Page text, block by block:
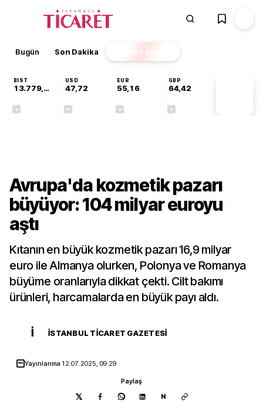
Bugün Son Dakika Finans EKSTRA
BIST
13.779,39
USD
47,72
EUR
55,16
GBP
64,42
Avrupa'da kozmetik pazarı
büyüyor: 104 milyar euroyu
aştı
Kıtanın en büyük kozmetik pazarı 16,9 milyar
euro ile Almanya olurken, Polonya ve Romanya
büyüme oranlarıyla dikkat çekti. Cilt bakımı
ürünleri, harcamalarda en büyük payı aldı.
İ İSTANBUL TICARET GAZETESI
Yayınlanma 12.07.2025, 09:29
Paylaş
N